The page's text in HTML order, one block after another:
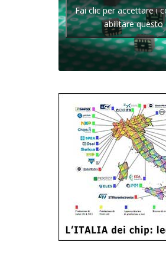
Fai clic per accettare i
abilitare